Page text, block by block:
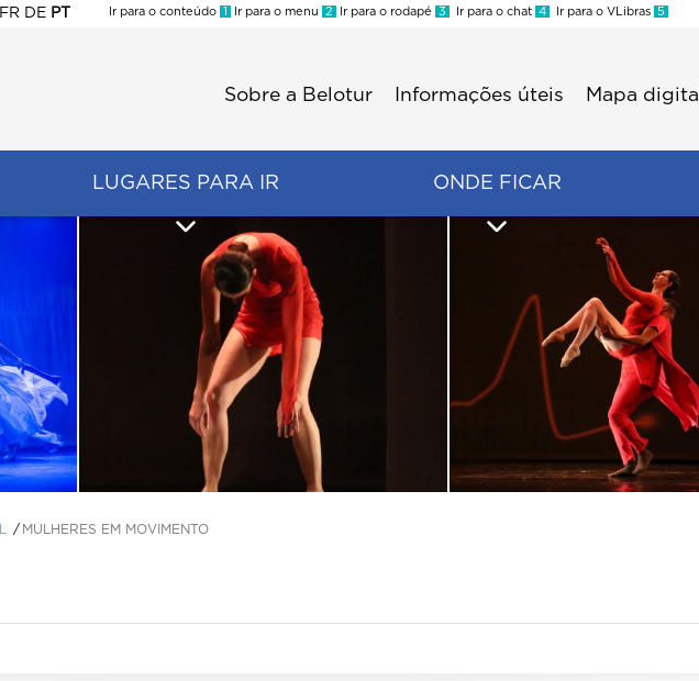
FR DE PT
Ir para o conteúdo 1 Ir para o menu 2 Ir para o rodapé 3 Ir para o chat 4 Ir para o VLibras 5
Sobre a Belotur Informações úteis Mapa digital
LUGARES PARA IR ONDE FICAR
MULHERES EM MOVIMENTO